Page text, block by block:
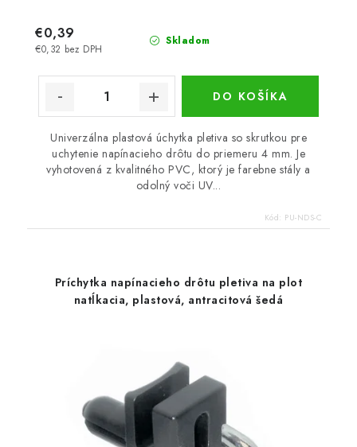
Skladom
€0,32 bez DPH
€0,39
DO KOŠÍKA
Univerzálna plastová úchytka pletiva so skrutkou pre
uchytenie napínacieho drôtu do priemeru 4 mm. Je
vyhotovená z kvalitného PVC, ktorý je farebne stály a
odolný voči UV...
Kód: PU-NDS-C
Príchytka napínacieho drôtu pletiva na plot
natĺkacia, plastová, antracitová šedá